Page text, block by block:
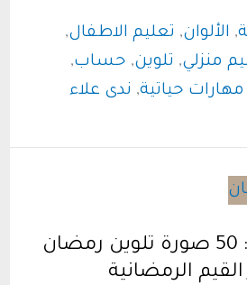
, الألوان, تعليم الاطفال,
منزلي, تلوين, حساب,
مهارات حياتية, ندى علاء
رمضان يجمعنا: 50 صورة تلوين رمضان
الرمضانية